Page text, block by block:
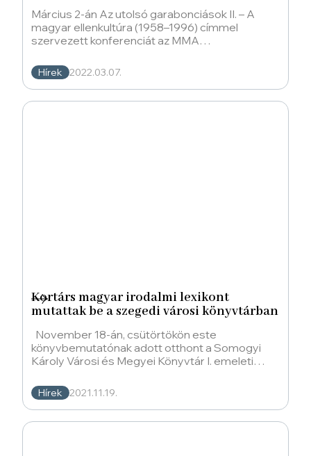
Március 2-án Az utolsó garabonciások II. – A
magyar ellenkultúra (1958–1996) címmel
szervezett konferenciát az MMA
Kutatóintézet
Hírek 2022.03.07.
Kortárs magyar irodalmi lexikont
mutattak be a szegedi városi könyvtárban
November 18-án, csütörtökön este
könyvbemutatónak adott otthont a Somogyi
Károly Városi és Megyei Könyvtár I. emeleti
Hírek 2021.11.19.